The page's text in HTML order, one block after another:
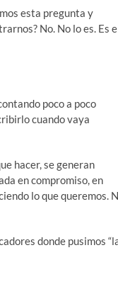
esta pregunta y
No. No lo es. Es
poco a poco
cuando vaya
hacer, se generan
en compromiso, en
lo que queremos.
donde pusimos